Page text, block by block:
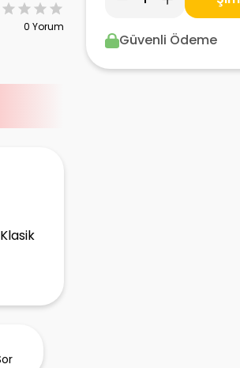
0 Yorum
Güvenli Ödeme